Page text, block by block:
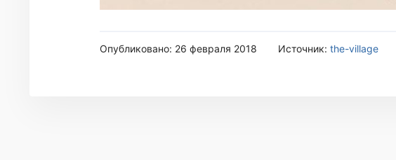
Опубликовано: 26 февраля 2018 Источник: the-village